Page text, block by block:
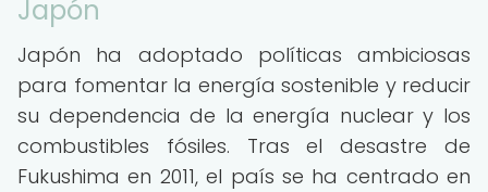
Japón
Japón ha adoptado políticas ambiciosas
para fomentar la energía sostenible y reducir
su dependencia de la energía nuclear y los
combustibles fósiles. Tras el desastre de
Fukushima en 2011, el país se ha centrado en